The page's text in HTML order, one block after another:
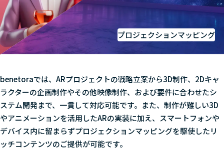
プロジェクションマッピング
benetoraでは、ARプロジェクトの戦略立案から3D制作、2Dキャ
ラクターの企画制作やその他映像制作、および要件に合わせたシ
ステム開発まで、一貫して対応可能です。また、制作が難しい3D
やアニメーションを活用したARの実装に加え、スマートフォンや
デバイス内に留まらずプロジェクションマッピングを駆使したリ
ッチコンテンツのご提供が可能です。